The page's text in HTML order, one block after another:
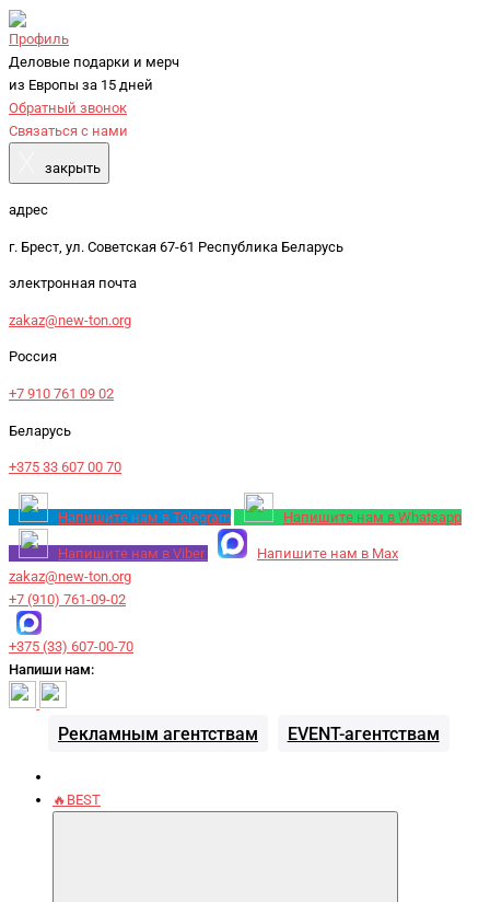
Профиль
Деловые подарки и мерч
из Европы за 15 дней
Обратный звонок
Связаться с нами
закрыть
адрес
г. Брест, ул. Советская 67-61 Республика Беларусь
электронная почта
zakaz@new-ton.org
Россия
+7 910 761 09 02
Беларусь
+375 33 607 00 70
Напишите нам в Telegram Напишите нам в Whatsapp
Напишите нам в Viber
Напишите нам в Max
zakaz@new-ton.org
+7 (910) 761-09-02
+375 (33) 607-00-70
Напиши нам:
Рекламным агентствам EVENT-агентствам
🔥BEST